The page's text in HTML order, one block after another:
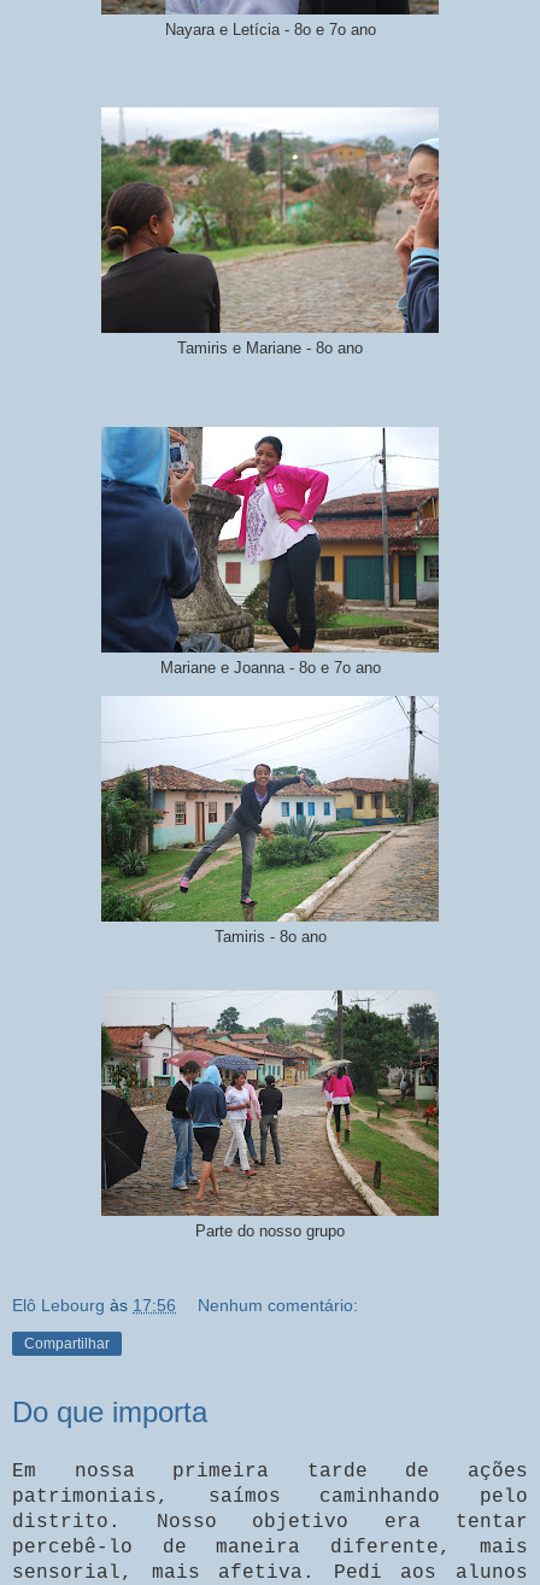
Nayara e Letícia - 8o e 7o ano
Tamiris e Mariane - 8o ano
Mariane e Joanna - 8o e 7o ano
Tamiris - 8o ano
Parte do nosso grupo
Elô Lebourg às 17:56 Nenhum comentário:
Compartilhar
Do que importa
Em nossa primeira tarde de ações
patrimoniais, saímos caminhando pelo
distrito. Nosso objetivo era tentar
percebê-lo de maneira diferente, mais
sensorial, mais afetiva. Pedi aos alunos